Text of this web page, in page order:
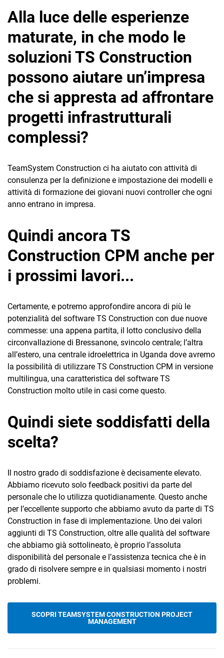
Alla luce delle esperienze
maturate, in che modo le
soluzioni TS Construction
possono aiutare un’impresa
che si appresta ad affrontare
progetti infrastrutturali
complessi?
TeamSystem Construction ci ha aiutato con attività di
consulenza per la definizione e impostazione dei modelli e
attività di formazione dei giovani nuovi controller che ogni
anno entrano in impresa.
Quindi ancora TS
Construction CPM anche per
i prossimi lavori...
Certamente, e potremo approfondire ancora di più le
potenzialità del software TS Construction con due nuove
commesse: una appena partita, il lotto conclusivo della
circonvallazione di Bressanone, svincolo centrale; l’altra
all’estero, una centrale idroelettrica in Uganda dove avremo
la possibilità di utilizzare TS Construction CPM in versione
multilingua, una caratteristica del software TS
Construction molto utile in casi come questo.
Quindi siete soddisfatti della
scelta?
Il nostro grado di soddisfazione è decisamente elevato.
Abbiamo ricevuto solo feedback positivi da parte del
personale che lo utilizza quotidianamente. Questo anche
per l’eccellente supporto che abbiamo avuto da parte di TS
Construction in fase di implementazione. Uno dei valori
aggiunti di TS Construction, oltre alle qualità del software
che abbiamo già sottolineato, è proprio l’assoluta
disponibilità del personale e l’assistenza tecnica che è in
grado di risolvere sempre e in qualsiasi momento i nostri
problemi.
SCOPRI TEAMSYSTEM CONSTRUCTION PROJECT
MANAGEMENT